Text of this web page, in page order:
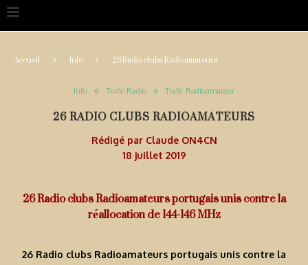
Accueil Info 26 Radio clubs Radioamateurs
Info Trafic Radio Trafic Radioamateur
26 RADIO CLUBS RADIOAMATEURS
Rédigé par Claude ON4CN
18 juillet 2019
26 Radio clubs Radioamateurs portugais unis contre la
réallocation de 144-146 MHz
26 Radio clubs Radioamateurs portugais unis contre la